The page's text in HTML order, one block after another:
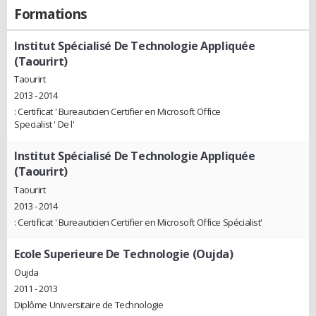
Formations
Institut Spécialisé De Technologie Appliquée
(Taourirt)
Taourirt
2013 - 2014
: Certificat ' Bureauticien Certifier en Microsoft Office
Specialist ' De l'
Institut Spécialisé De Technologie Appliquée
(Taourirt)
Taourirt
2013 - 2014
: Certificat ' Bureauticien Certifier en Microsoft Office Spécialist'
Ecole Superieure De Technologie (Oujda)
Oujda
2011 - 2013
Diplôme Universitaire de Technologie